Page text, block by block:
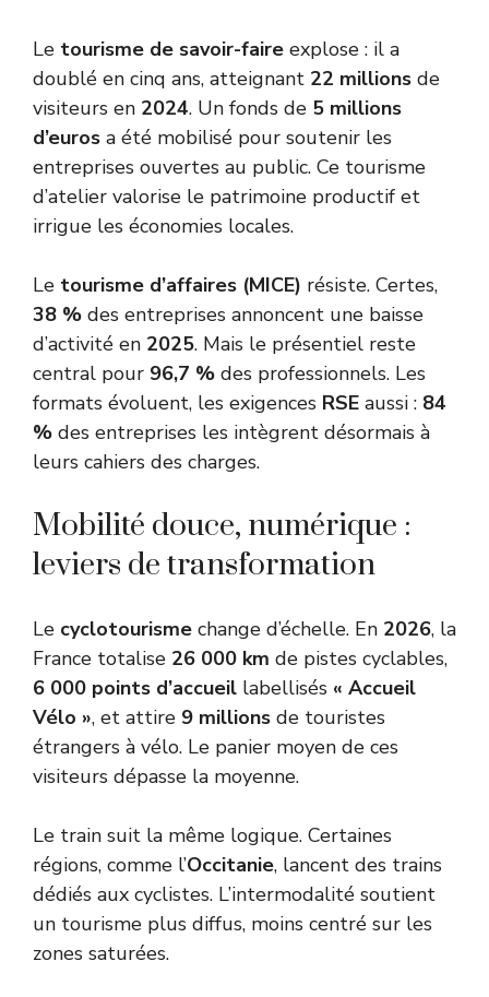
Le tourisme de savoir-faire explose : il a
doublé en cinq ans, atteignant 22 millions de
visiteurs en 2024. Un fonds de 5 millions
d’euros a été mobilisé pour soutenir les
entreprises ouvertes au public. Ce tourisme
d’atelier valorise le patrimoine productif et
irrigue les économies locales.
Le tourisme d’affaires (MICE) résiste. Certes,
38 % des entreprises annoncent une baisse
d’activité en 2025. Mais le présentiel reste
central pour 96,7 % des professionnels. Les
formats évoluent, les exigences RSE aussi : 84
% des entreprises les intègrent désormais à
leurs cahiers des charges.
Mobilité douce, numérique :
leviers de transformation
Le cyclotourisme change d’échelle. En 2026, la
France totalise 26 000 km de pistes cyclables,
6 000 points d’accueil labellisés « Accueil
Vélo », et attire 9 millions de touristes
étrangers à vélo. Le panier moyen de ces
visiteurs dépasse la moyenne.
Le train suit la même logique. Certaines
régions, comme l’Occitanie, lancent des trains
dédiés aux cyclistes. L’intermodalité soutient
un tourisme plus diffus, moins centré sur les
zones saturées.